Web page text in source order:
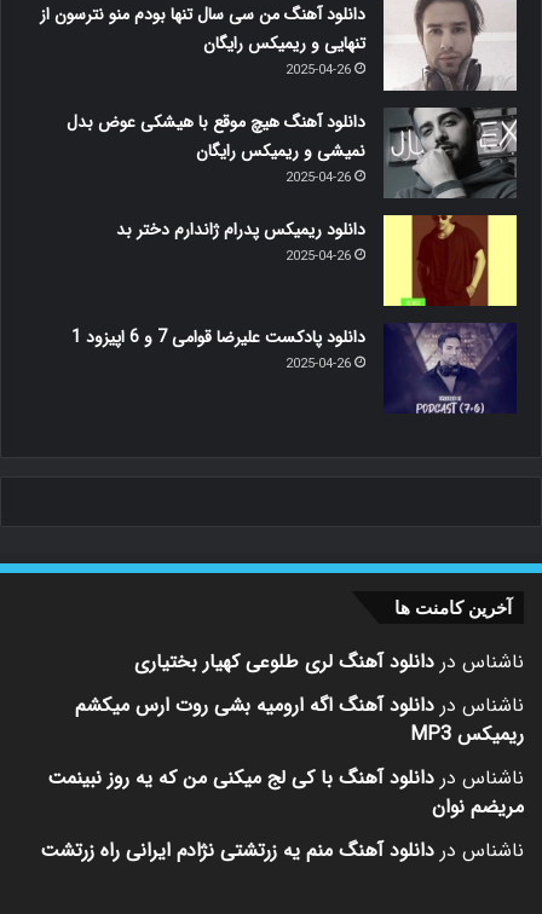
دانلود آهنگ من سی سال تنها بودم منو نترسون از
تنهایی و ریمیکس رایگان
2025-04-26
دانلود آهنگ هیچ موقع با هیشکی عوض بدل
نمیشی و ریمیکس رایگان
2025-04-26
دانلود ریمیکس پدرام ژاندارم دختر بد
2025-04-26
دانلود پادکست علیرضا قوامی 7 و 6 اپیزود 1
2025-04-26
آخرین کامنت ها
ناشناس در دانلود آهنگ لری طلوعی کهیار بختیاری
ناشناس در دانلود آهنگ اگه ارومیه بشی روت ارس میکشم
ریمیکس MP3
ناشناس در دانلود آهنگ با کی لج میکنی من که یه روز نبینمت
مریضم نوان
ناشناس در دانلود آهنگ منم یه زرتشتی نژادم ایرانی راه زرتشت